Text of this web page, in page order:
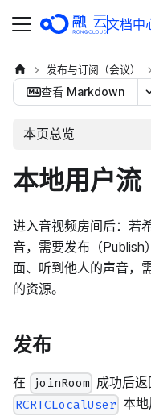
文档中
发布与订阅（会议）
查看 Markdown
本页总览
本地用户流
进入音视频房间后：若
音，需要发布（Publish
面、听到他人的声音，
的资源。
发布
在 joinRoom 成功后返
RCRTCLocalUser 本